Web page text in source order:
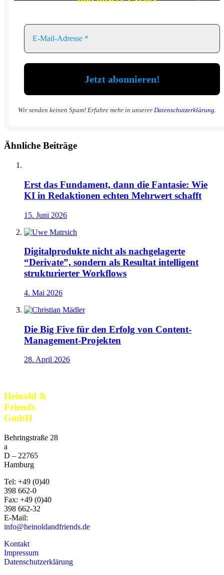
Wir senden keinen Spam! Erfahre mehr in unserer Datenschutzerklärung
Ähnliche Beiträge
Erst das Fundament, dann die Fantasie: Wie
KI in Redaktionen echten Mehrwert schafft
15. Juni 2026
Digitalprodukte nicht als nachgelagerte
“Derivate”, sondern als Resultat intelligent
strukturierter Workflows
4. Mai 2026
Die Big Five für den Erfolg von Content-
Management-Projekten
28. April 2026
Heinold &
Friends
GmbH
Behringstraße 28
a
D – 22765
Hamburg
Tel: +49 (0)40
398 662-0
Fax: +49 (0)40
398 662-32
E-Mail:
info@heinoldandfriends.de
Kontakt
Impressum
Datenschutzerklärung